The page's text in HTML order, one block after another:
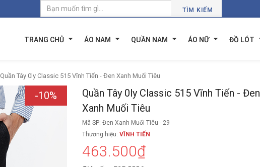
TÌM KIẾM
TRANG CHỦ ÁO NAM QUẦN NAM ÁO NỮ ĐỒ LÓT
Quần Tây 0ly Classic 515 Vĩnh Tiến - Đen Xanh Muối Tiêu
-10%
Quần Tây 0ly Classic 515 Vĩnh Tiến - Đen
Xanh Muối Tiêu
Mã SP: Đen Xanh Muối Tiêu - 29
Thương hiệu: VĨNH TIẾN
463.500₫